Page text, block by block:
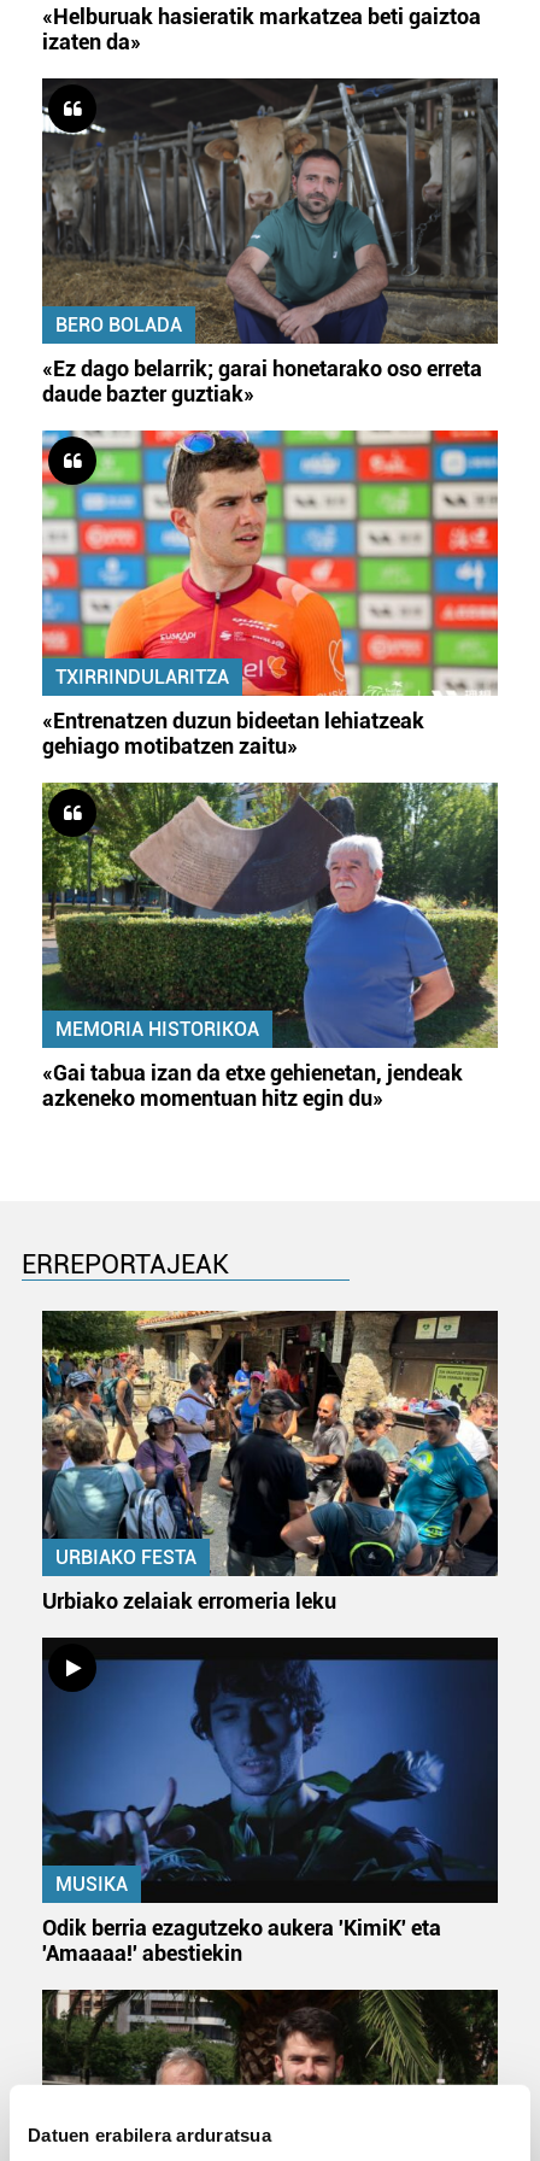
Datuen erabilera arduratsua
«Helburuak hasieratik markatzea beti gaiztoa
izaten da»
BERO BOLADA
«Ez dago belarrik; garai honetarako oso erreta
daude bazter guztiak»
TXIRRINDULARITZA
«Entrenatzen duzun bideetan lehiatzeak
gehiago motibatzen zaitu»
MEMORIA HISTORIKOA
«Gai tabua izan da etxe gehienetan, jendeak
azkeneko momentuan hitz egin du»
ERREPORTAJEAK
URBIAKO FESTA
Urbiako zelaiak erromeria leku
MUSIKA
Odik berria ezagutzeko aukera 'KimiK' eta
'Amaaaa!' abestiekin